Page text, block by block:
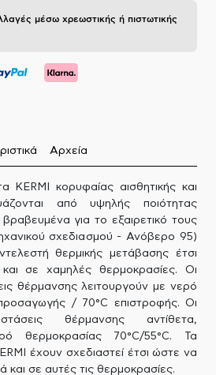
μέσω χρεωστικής ή πιστωτικής
Αρχεία
KERMI κορυφαίας αισθητικής και
από υψηλής ποιότητας
για το εξαιρετικό τους
σχεδιασμού - Ανόβερο 95)
θερμικής μετάβασης έτσι
σε χαμηλές θερμοκρασίες. Οι
θέρμανσης λειτουργούν με νερό
/ 70°C επιστροφής. Οι
θέρμανσης αντίθετα,
θερμοκρασίας 70°C/55°C. Τα
έχουν σχεδιαστεί έτσι ώστε να
και σε αυτές τις θερμοκρασίες.